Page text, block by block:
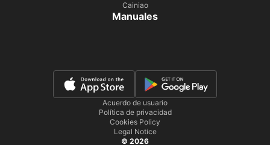
Cainiao
Manuales
Acuerdo de usuario
Política de privacidad
Cookies Policy
Legal Notice
© 2026